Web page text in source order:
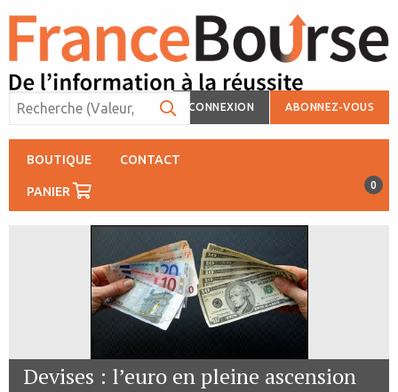
CONNEXION ABONNEZ-VOUS
BOUTIQUE CONTACT
PANIER 0
Devises : l’euro en pleine ascension